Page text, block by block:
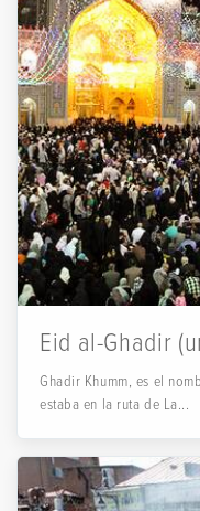
Eid al-Ghadir
Ghadir Khumm, es el
estaba en la ruta de La...